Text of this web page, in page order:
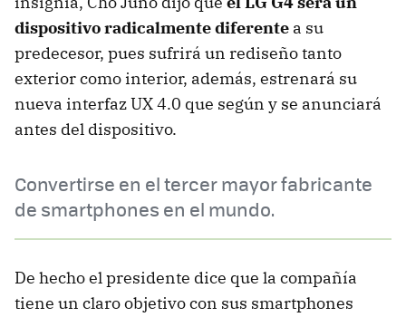
dispositivo radicalmente diferente a su
predecesor, pues sufrirá un rediseño tanto
exterior como interior, además, estrenará su
nueva interfaz UX 4.0 que según y se anunciará
antes del dispositivo.
Convertirse en el tercer mayor fabricante
de smartphones en el mundo.
De hecho el presidente dice que la compañía
tiene un claro objetivo con sus smartphones